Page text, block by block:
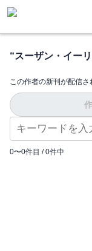
“スーザン・イー
この作者の新刊が配信さ
0〜0件目 / 0件中